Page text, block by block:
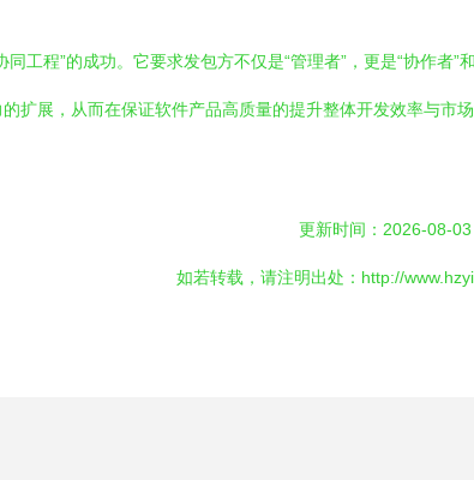
工程”的成功。它要求发包方不仅是“管理者”，更是“协作
扩展，从而在保证软件产品高质量的提升整体开发效率与
更新时间：2026-08-03
如若转载，请注明出处：http://